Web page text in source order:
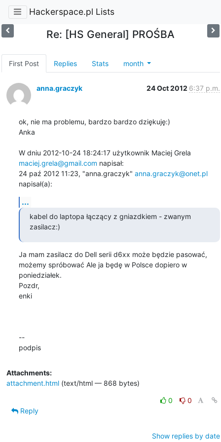
Hackerspace.pl Lists
Re: [HS General] PROŚBA
First Post Replies Stats month
anna.graczyk 24 Oct 2012 6:37 p.m.
ok, nie ma problemu, bardzo bardzo dziękuję:)
Anka
maciej.grela@gmail.com napisał:
24 paź 2012 11:23, "anna.graczyk" anna.graczyk@onet.pl
napisał(a):
...
kabel do laptopa łączący z gniazdkiem - zwanym
zasilacz:)
Ja mam zasilacz do Dell serii d6xx może będzie pasować,
możemy spróbować Ale ja będę w Polsce dopiero w
poniedziałek.
Pozdr,
enki
--
podpis
Attachments:
attachment.html(text/html — 868 bytes)
0
0
Reply
Show replies by date